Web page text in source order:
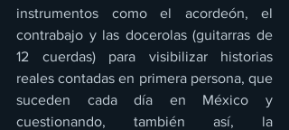
instrumentos como el acordeón, el
contrabajo y las docerolas (guitarras de
12 cuerdas) para visibilizar historias
reales contadas en primera persona, que
suceden cada día en México y
cuestionando, también así, la